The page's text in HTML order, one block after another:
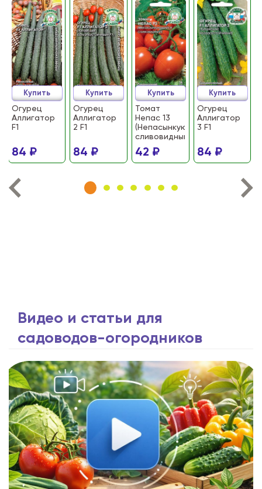
Огурец
Аллигатор
F1
84 ₽
Купить
Огурец
Аллигатор
2 F1
84 ₽
Купить
Томат
Непас 13
(Непасынкующийся
сливовидный)
42 ₽
Купить
Огурец
Аллигатор
3 F1
84 ₽
Купить
Видео и статьи для
садоводов-огородников